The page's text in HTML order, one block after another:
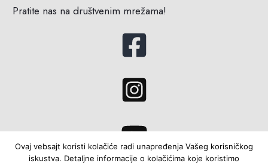
Pratite nas na društvenim mrežama!
Ovaj vebsajt koristi kolačiće radi unapređenja Vašeg korisničkog
iskustva. Detaljne informacije o kolačićima koje koristimo